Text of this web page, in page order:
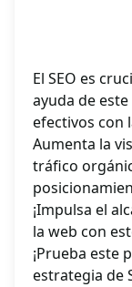
El SEO es
ayuda de
efectivos con
Aumenta la
tráfico
¡Impulsa el
la web con
¡Prueba este
estrategia de